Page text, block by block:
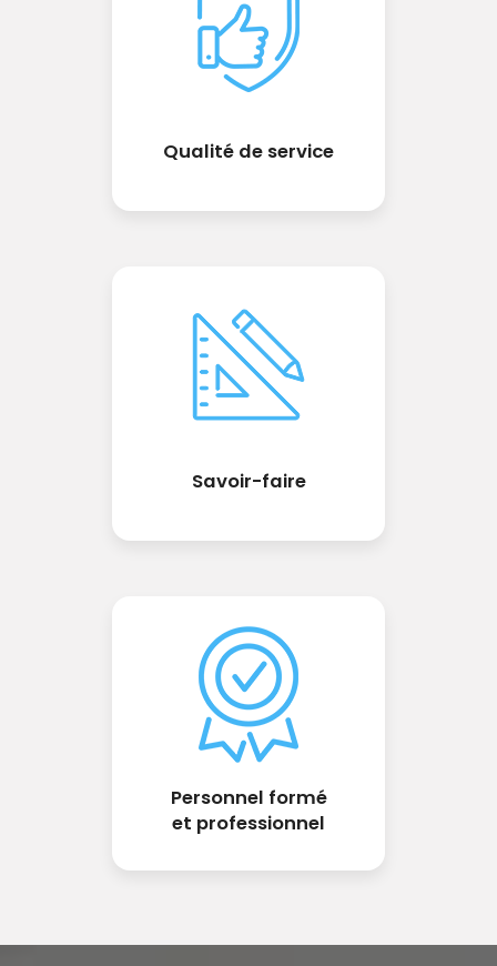
Qualité de service
Savoir-faire
Personnel formé
et professionnel